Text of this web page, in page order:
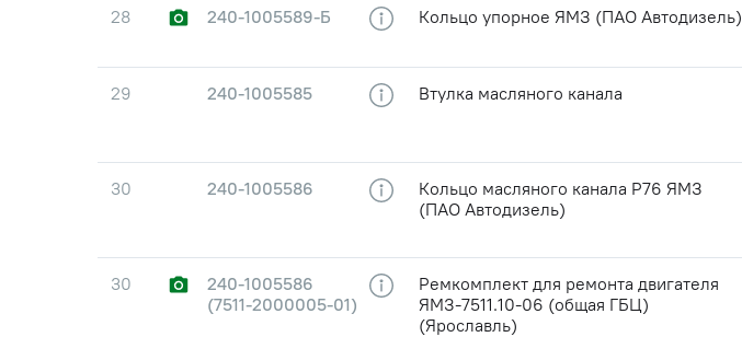
28 240-1005589-Б Кольцо упорное ЯМЗ (ПАО Автодизель)
29 240-1005585 Втулка масляного канала
30 240-1005586
Кольцо масляного канала Р76 ЯМЗ
(ПАО Автодизель)
30
240-1005586
(7511-2000005-01)
Ремкомплект для ремонта двигателя
ЯМЗ-7511.10-06 (общая ГБЦ)
(Ярославль)